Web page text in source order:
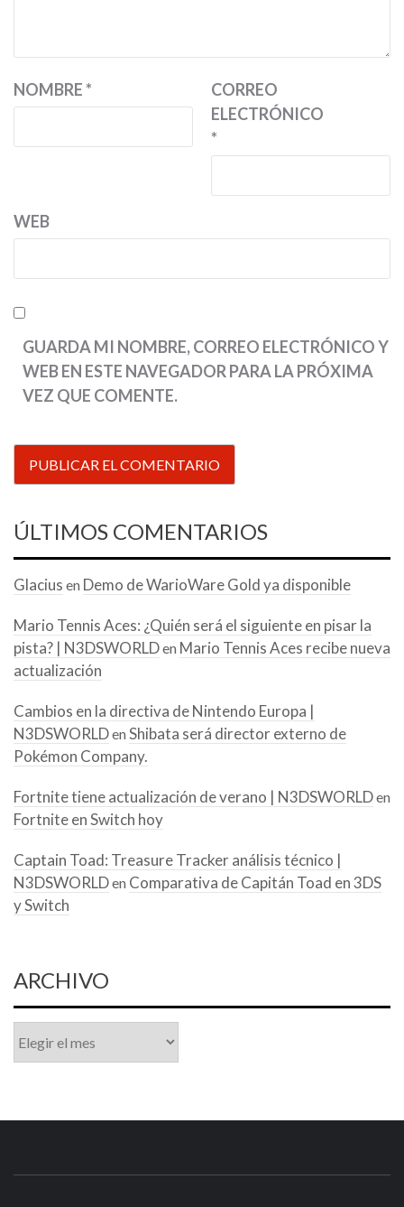
NOMBRE*
CORREO
ELECTRÓNICO
*
WEB
GUARDA MI NOMBRE, CORREO ELECTRÓNICO Y
WEB EN ESTE NAVEGADOR PARA LA PRÓXIMA
VEZ QUE COMENTE.
ÚLTIMOS COMENTARIOS
Glacius en Demo de WarioWare Gold ya disponible
Mario Tennis Aces: ¿Quién será el siguiente en pisar la
pista? | N3DSWORLDen Mario Tennis Aces recibe nueva
actualización
Cambios en la directiva de Nintendo Europa |
N3DSWORLDen Shibata será director externo de
Pokémon Company.
Fortnite tiene actualización de verano | N3DSWORLDen
Fortnite en Switch hoy
Captain Toad: Treasure Tracker análisis técnico |
N3DSWORLDen Comparativa de Capitán Toad en 3DS
y Switch
ARCHIVO